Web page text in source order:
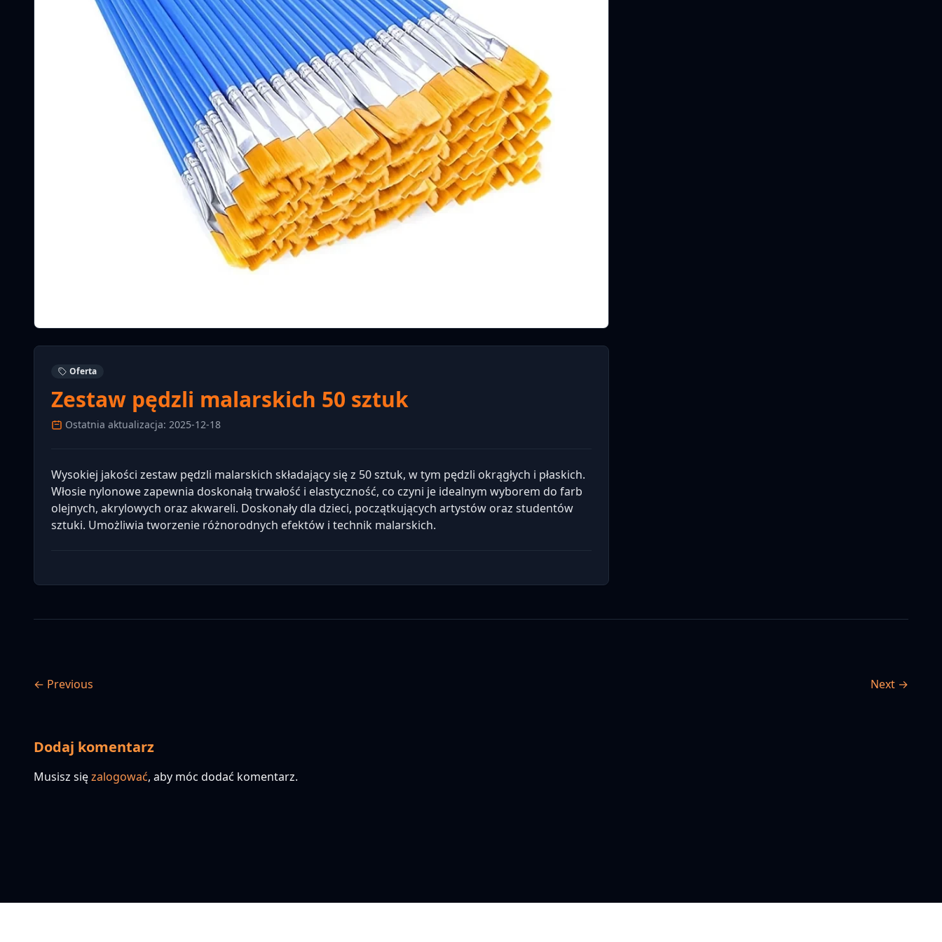
Oferta
Zestaw pędzli malarskich 50 sztuk
Ostatnia aktualizacja: 2025-12-18
Wysokiej jakości zestaw pędzli malarskich składający się z 50 sztuk, w tym pędzli okrągłych i płaskich.
Włosie nylonowe zapewnia doskonałą trwałość i elastyczność, co czyni je idealnym wyborem do farb
olejnych, akrylowych oraz akwareli. Doskonały dla dzieci, początkujących artystów oraz studentów
sztuki. Umożliwia tworzenie różnorodnych efektów i technik malarskich.
← Previous Next →
Dodaj komentarz
Musisz sięzalogować, aby móc dodać komentarz.